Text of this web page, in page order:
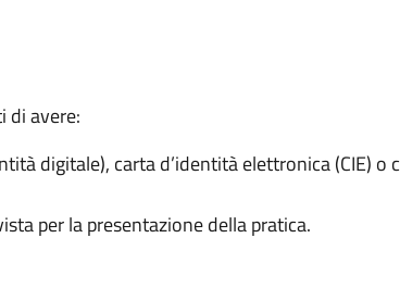
di avere:
digitale), carta d’identità elettronica (CIE) o
per la presentazione della pratica.